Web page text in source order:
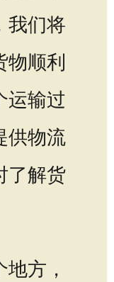
我们将
物顺利
运输过
供物流
了解货
方，